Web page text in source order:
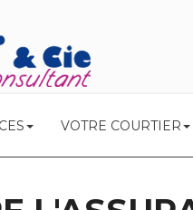
VOTRE COURTIER